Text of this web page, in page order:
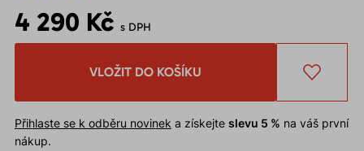
4 290 Kč s DPH
VLOŽIT DO KOŠÍKU
Přihlaste se k odběru novinek a získejte slevu 5 % na váš první
nákup.